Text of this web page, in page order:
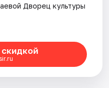
Дворец культуры